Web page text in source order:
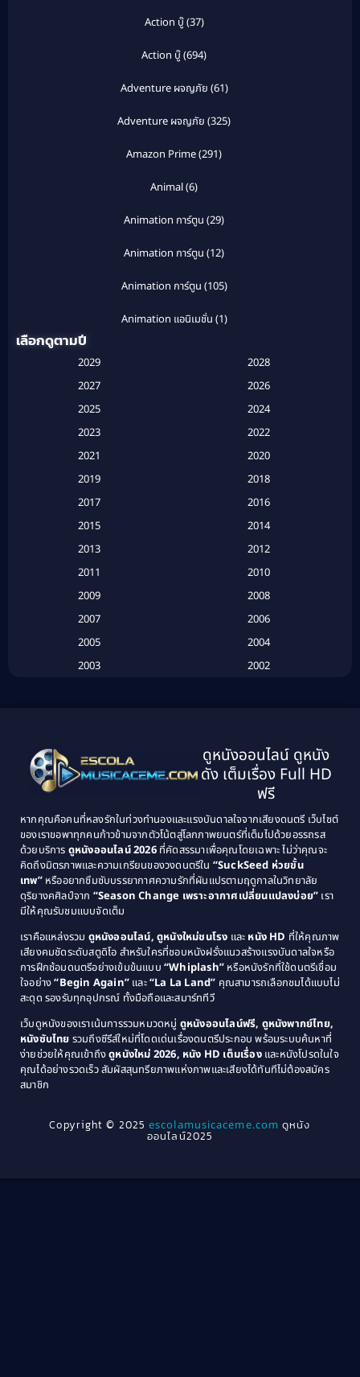
Action บู๊(37)
Action บู๊(694)
Adventure ผจญภัย (61)
Adventure ผจญภัย (325)
Amazon Prime(291)
Animal(6)
Animation การ์ตูน (29)
Animation การ์ตูน (12)
Animation การ์ตูน (105)
Animation แอนิเมชั่น (1)
Based on a True Story สร้างจากเรื่องจริง(2)
Based on a True Story เรื่องจริง (20)
(134)
Classic หนังคลาสสิก(21)
Classic หนังคลาสสิก(25)
Comedy ตลก(46)
Comedy ตลก(515)
Coming of Age ก้าวพ้นวัย(1)
Coming-of-Age(3)
Community(1)
Crime อาชญากรรม(78)
Cult Film(4)
เลือกดูตามปี
2029
2028
2027
2026
2025
2024
2023
2022
2021
2020
2019
2018
2017
2016
2015
2014
2013
2012
2011
2010
2009
2008
2007
2006
2005
2004
2003
2002
1995
1994
1993
1992
1989
1988
1987
1986
1985
1984
1983
1982
1979
1978
1976
1975
1974
1971
1970
1969
1968
1964
1963
1940
ดูหนังออนไลน์ ดูหนัง
ดัง เต็มเรื่อง Full HD
ฟรี
หากคุณคือคนที่หลงรักในท่วงทำนองและแรงบันดาลใจจากเสียงดนตรี เว็บไซต์
ของเราขอพาทุกคนก้าวข้ามจากตัวโน้ตสู่โลกภาพยนตร์ที่เต็มไปด้วยอรรถรส
ด้วยบริการ ดูหนังออนไลน์ 2026ที่คัดสรรมาเพื่อคุณโดยเฉพาะ ไม่ว่าคุณจะ
คิดถึงมิตรภาพและความเกรียนของวงดนตรีใน “SuckSeed ห่วยขั้น
เทพ”หรืออยากซึมซับบรรยากาศความรักที่ผันแปรตามฤดูกาลในวิทยาลัย
ดุริยางคศิลป์จาก “Season Change เพราะอากาศเปลี่ยนแปลงบ่อย” เรา
มีให้คุณรับชมแบบจัดเต็ม
เราคือแหล่งรวม ดูหนังออนไลน์, ดูหนังใหม่ชนโรง และ หนัง HD ที่ให้คุณภาพ
เสียงคมชัดระดับสตูดิโอ สำหรับใครที่ชอบหนังฝรั่งแนวสร้างแรงบันดาลใจหรือ
การฝึกซ้อมดนตรีอย่างเข้มข้นแบบ “Whiplash” หรือหนังรักที่ใช้ดนตรีเชื่อม
ใจอย่าง“Begin Again” และ“La La Land” คุณสามารถเลือกชมได้แบบไม่
สะดุด รองรับทุกอุปกรณ์ ทั้งมือถือและสมาร์ททีวี
เว็บดูหนังของเราเน้นการรวมหมวดหมู่ ดูหนังออนไลน์ฟรี, ดูหนังพากย์ไทย,
หนังซับไทย รวมถึงซีรีส์ใหม่ที่โดดเด่นเรื่องดนตรีประกอบ พร้อมระบบค้นหาที่
ง่ายช่วยให้คุณเข้าถึงดูหนังใหม่ 2026, หนัง HD เต็มเรื่องและหนังโปรดในใจ
คุณได้อย่างรวดเร็ว สัมผัสสุนทรียภาพแห่งภาพและเสียงได้ทันทีไม่ต้องสมัคร
สมาชิก
Copyright © 2025escolamusicaceme.com ดูหนัง
ออนไลน์2025